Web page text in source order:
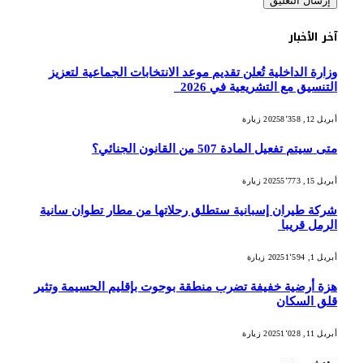
آخر الأخبار
وزارة الداخلية تُعلن تقديم موعد الانتخابات الجماعية لتعزيز
التنسيق مع التشريعية في 2026
أبريل 12, 2025 8٬358 زيارة
متى سيتم تفعيل المادة 507 من القانون الجنائي؟
أبريل 15, 2025 5٬773 زيارة
شركة طيران إسبانية ستطلق رحلاتها من مطار تطوان سانية
الرمل قريبا
أبريل 1, 2025 1٬594 زيارة
هزة أرضية خفيفة تضرب منطقة بوحوت بإقليم الحسيمة وتثير
قلق السكان
أبريل 11, 2025 1٬028 زيارة